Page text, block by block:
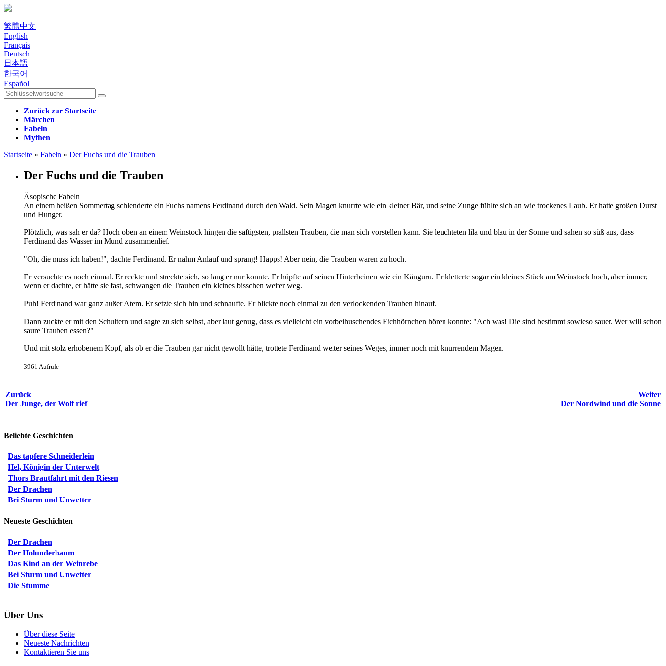
繁體中文
English
Français
Deutsch
日本語
한국어
Español
Zurück zur Startseite
Märchen
Fabeln
Mythen
Startseite » Fabeln » Der Fuchs und die Trauben
Der Fuchs und die Trauben
Äsopische Fabeln
An einem heißen Sommertag schlenderte ein Fuchs namens Ferdinand durch den Wald. Sein Magen knurrte wie ein kleiner Bär, und seine Zunge fühlte sich an wie trockenes Laub. Er hatte großen Durst
und Hunger.
Plötzlich, was sah er da? Hoch oben an einem Weinstock hingen die saftigsten, prallsten Trauben, die man sich vorstellen kann. Sie leuchteten lila und blau in der Sonne und sahen so süß aus, dass
Ferdinand das Wasser im Mund zusammenlief.
"Oh, die muss ich haben!", dachte Ferdinand. Er nahm Anlauf und sprang! Happs! Aber nein, die Trauben waren zu hoch.
Er versuchte es noch einmal. Er reckte und streckte sich, so lang er nur konnte. Er hüpfte auf seinen Hinterbeinen wie ein Känguru. Er kletterte sogar ein kleines Stück am Weinstock hoch, aber immer,
wenn er dachte, er hätte sie fast, schwangen die Trauben ein kleines bisschen weiter weg.
Puh! Ferdinand war ganz außer Atem. Er setzte sich hin und schnaufte. Er blickte noch einmal zu den verlockenden Trauben hinauf.
Dann zuckte er mit den Schultern und sagte zu sich selbst, aber laut genug, dass es vielleicht ein vorbeihuschendes Eichhörnchen hören konnte: "Ach was! Die sind bestimmt sowieso sauer. Wer will schon
saure Trauben essen?"
Und mit stolz erhobenem Kopf, als ob er die Trauben gar nicht gewollt hätte, trottete Ferdinand weiter seines Weges, immer noch mit knurrendem Magen.
3961 Aufrufe
Zurück
Der Junge, der Wolf rief
Weiter
Der Nordwind und die Sonne
Beliebte Geschichten
Das tapfere Schneiderlein
Hel, Königin der Unterwelt
Thors Brautfahrt mit den Riesen
Der Drachen
Bei Sturm und Unwetter
Neueste Geschichten
Der Drachen
Der Holunderbaum
Das Kind an der Weinrebe
Bei Sturm und Unwetter
Die Stumme
Über Uns
Über diese Seite
Neueste Nachrichten
Kontaktieren Sie uns